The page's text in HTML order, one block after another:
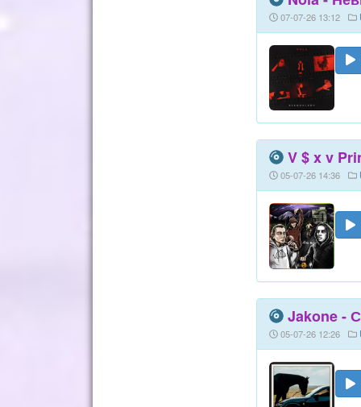
07-07-26 13:12
V $ x v
05-07-26 14:36
Jakone -
05-07-26 12:26